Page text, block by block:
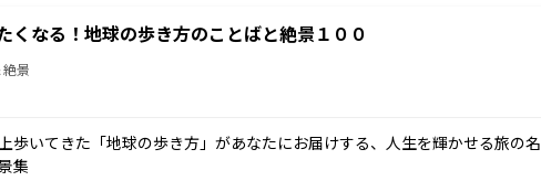
くなる！地球の歩き方のことばと絶景１００
景
歩いてきた「地球の歩き方」があなたにお届けする、人生を輝かせる旅の名
集